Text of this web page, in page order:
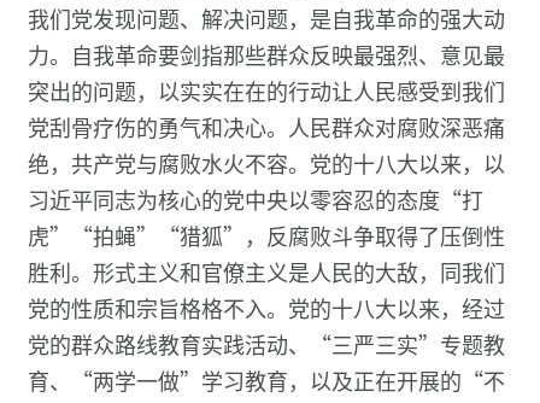
我们党发现问题、解决问题，是自我革命的强大动
力。自我革命要剑指那些群众反映最强烈、意见最
突出的问题，以实实在在的行动让人民感受到我们
党刮骨疗伤的勇气和决心。人民群众对腐败深恶痛
绝，共产党与腐败水火不容。党的十八大以来，以
习近平同志为核心的党中央以零容忍的态度“打
虎”“拍蝇”“猎狐”，反腐败斗争取得了压倒性
胜利。形式主义和官僚主义是人民的大敌，同我们
党的性质和宗旨格格不入。党的十八大以来，经过
党的群众路线教育实践活动、“三严三实”专题教
育、“两学一做”学习教育，以及正在开展的“不